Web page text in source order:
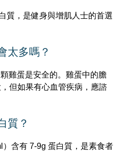
質，是健身與增肌人士的首選
太多嗎？
雞蛋是安全的。雞蛋中的膽
但如果有心血管疾病，應諮
質？
含有 7-9g 蛋白質，是素食者